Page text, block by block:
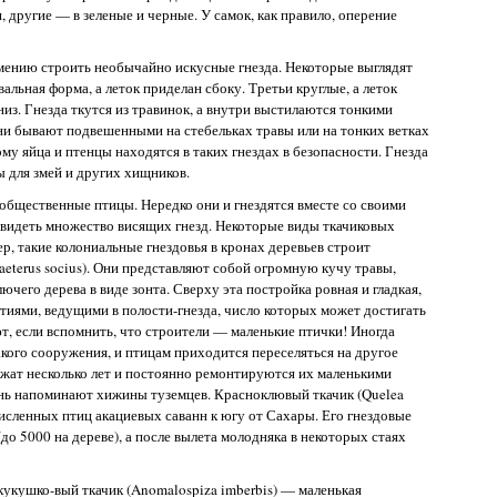
— в зеленые и черные. У самок, как правило, оперение
строить необычайно искусные гнезда. Некоторые выглядят
форма, а леток приделан сбоку. Третьи круглые, а леток
Гнезда ткутся из травинок, а внутри выстилаются тонкими
бывают подвешенными на стебельках травы или на тонких ветках
яйца и птенцы находятся в таких гнездах в безопасности. Гнезда
для змей и других хищников.
птицы. Нередко они и гнездятся вместе со своими
множество висящих гнезд. Некоторые виды ткачиковых
такие колониальные гнездовья в кронах деревьев строит
socius). Они представляют собой огромную кучу травы,
дерева в виде зонта. Сверху эта постройка ровная и гладкая,
ведущими в полости-гнезда, число которых может достигать
если вспомнить, что строители — маленькие птички! Иногда
сооружения, и птицам приходится переселяться на другое
несколько лет и постоянно ремонтируются их маленькими
напоминают хижины туземцев. Красноклювый ткачик (Quelea
птиц акациевых саванн к югу от Сахары. Его гнездовые
5000 на дереве), а после вылета молодняка в некоторых стаях
вый ткачик (Anomalospiza imberbis) — маленькая